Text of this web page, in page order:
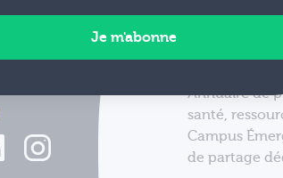
Annuaire de
santé,
Campus
de partage